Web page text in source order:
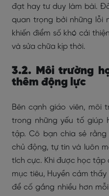
đạt hay tư duy làm bài.
quan trọng bởi những lỗi
khiến điểm số khó cải
và sửa chữa kịp thời.
3.2. Môi trường
thêm động lực
Bên cạnh giáo viên, môi
trong những yếu tố giúp
tập. Cô bạn chia sẻ
chủ động, tự tin và luôn
tích cực. Khi được học tập
mục tiêu, Huyền cảm
để cố gắng nhiều hơn